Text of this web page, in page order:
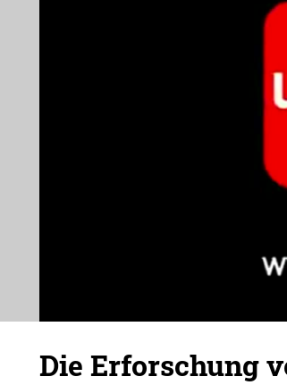
Die Erforschung